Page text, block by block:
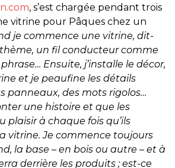
, s’est chargée pendant trois
vitrine pour Pâques chez un
je commence une vitrine, dit-
un fil conducteur comme
Ensuite, j’installe le décor,
et je peaufine les détails
panneaux, des mots rigolos…
une histoire et que les
plaisir à chaque fois qu’ils
vitrine. Je commence toujours
la base – en bois ou autre – et à
derrière les produits ; est-ce